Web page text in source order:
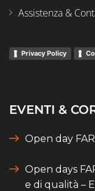
Assistenza &
Privacy Policy
EVENTI &
Open day
Open days
e di qualità –